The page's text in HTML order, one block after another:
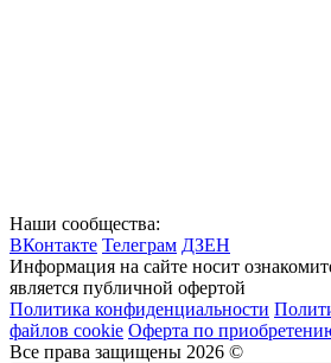
Наши сообщества:
ВКонтакте Телеграм ДЗЕН
Информация на сайте носит
является публичной офертой
Политика конфиденциальности
файлов cookie Оферта по
Все права защищены 2026 ©